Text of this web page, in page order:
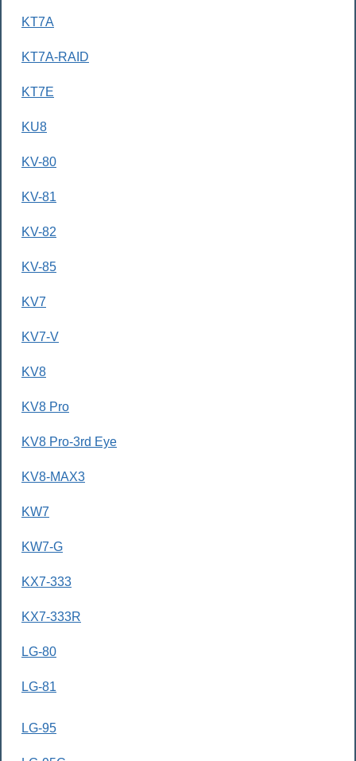
KT7A
KT7A-RAID
KT7E
KU8
KV-80
KV-81
KV-82
KV-85
KV7
KV7-V
KV8
KV8 Pro
KV8 Pro-3rd Eye
KV8-MAX3
KW7
KW7-G
KX7-333
KX7-333R
LG-80
LG-81
LG-95